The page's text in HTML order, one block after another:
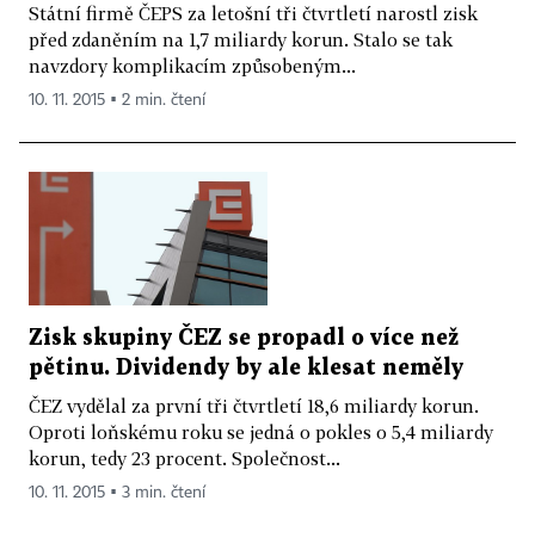
Státní firmě ČEPS za letošní tři čtvrtletí narostl zisk
před zdaněním na 1,7 miliardy korun. Stalo se tak
navzdory komplikacím způsobeným...
10. 11. 2015 ▪ 2 min. čtení
Zisk skupiny ČEZ se propadl o více než
pětinu. Dividendy by ale klesat neměly
ČEZ vydělal za první tři čtvrtletí 18,6 miliardy korun.
Oproti loňskému roku se jedná o pokles o 5,4 miliardy
korun, tedy 23 procent. Společnost...
10. 11. 2015 ▪ 3 min. čtení